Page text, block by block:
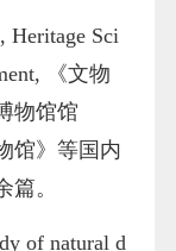
, Heritage Sci
《文物
物馆馆
馆》等国内
篇。
of natural d